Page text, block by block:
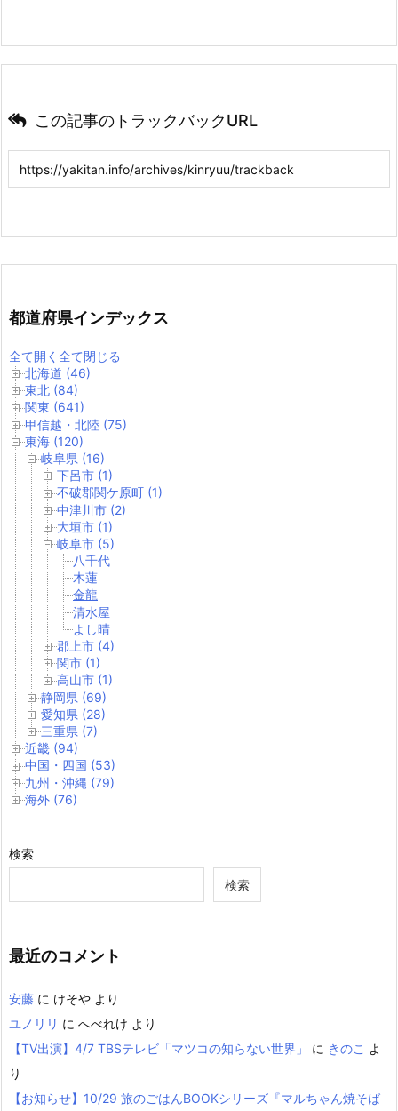
この記事のトラックバックURL
都道府県インデックス
全て開く 全て閉じる
北海道 (46)
東北 (84)
関東 (641)
甲信越・北陸 (75)
東海 (120)
岐阜県 (16)
下呂市 (1)
不破郡関ケ原町 (1)
中津川市 (2)
大垣市 (1)
岐阜市 (5)
八千代
木蓮
金龍
清水屋
よし晴
郡上市 (4)
関市 (1)
高山市 (1)
静岡県 (69)
愛知県 (28)
三重県 (7)
近畿 (94)
中国・四国 (53)
九州・沖縄 (79)
海外 (76)
検索
検索
最近のコメント
安藤 に けそや より
ユノリリ に へべれけ より
【TV出演】4/7 TBSテレビ「マツコの知らない世界」
に きのこ よ
り
【お知らせ】10/29 旅のごはんBOOKシリーズ『マルちゃん焼そば